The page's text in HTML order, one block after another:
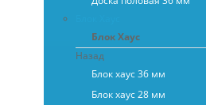
Блок Хаус
Назад
Блок хаус 36 мм
Блок хаус 28 мм